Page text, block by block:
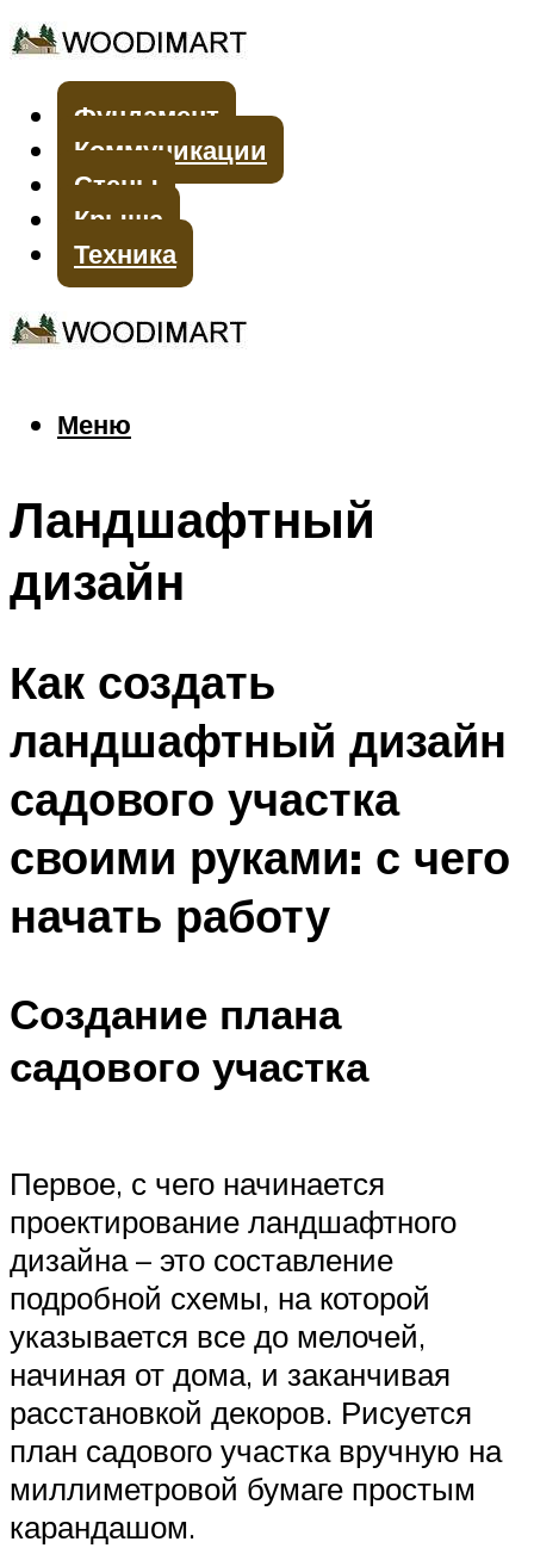
Фундамент
Коммуникации
Стены
Крыша
Техника
Меню
Меню
Ландшафтный
дизайн
Как создать
ландшафтный дизайн
садового участка
своими руками: с чего
начать работу
Создание плана
садового участка
Первое, с чего начинается
проектирование ландшафтного
дизайна – это составление
подробной схемы, на которой
указывается все до мелочей,
начиная от дома, и заканчивая
расстановкой декоров. Рисуется
план садового участка вручную на
миллиметровой бумаге простым
карандашом.